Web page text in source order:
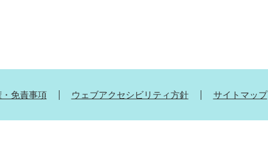
免責事項 ウェブアクセシビリティ方針 サイトマップ